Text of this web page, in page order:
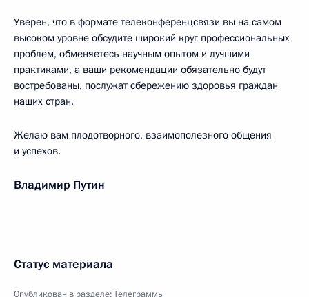
Уверен, что в формате телеконференцсвязи вы на самом
высоком уровне обсудите широкий круг профессиональных
проблем, обменяетесь научным опытом и лучшими
практиками, а ваши рекомендации обязательно будут
востребованы, послужат сбережению здоровья граждан
наших стран.
Желаю вам плодотворного, взаимополезного общения
и успехов.
Владимир Путин
Статус материала
Опубликован в разделе:Телеграммы